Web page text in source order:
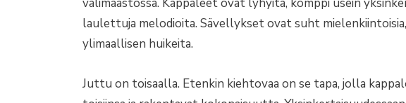
välimaastossa. Kappaleet ovat lyhyitä, komppi usein
laulettuja melodioita. Sävellykset ovat suht
ylimaallisen huikeita.
Juttu on toisaalla. Etenkin kiehtovaa on se tapa, jolla